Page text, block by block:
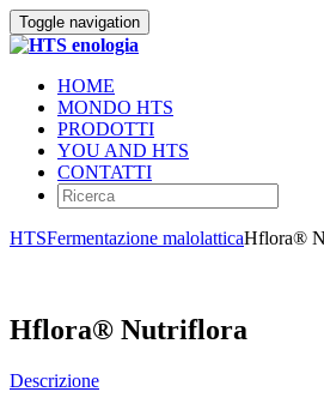
Toggle navigation
HOME
MONDO HTS
PRODOTTI
YOU AND HTS
CONTATTI
HTSFermentazione malolatticaHflora®
Hflora® Nutriflora
Descrizione